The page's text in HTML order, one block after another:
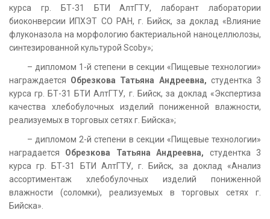
курса гр. БТ-31 БТИ АлтГТУ, лаборант лаборатории
биоконверсии ИПХЭТ СО РАН, г. Бийск, за доклад «Влияние
флуконазола на морфологию бактериальной наноцеллюлозы,
синтезированной культурой Scoby»;
– дипломом 1-й степени в секции «Пищевые технологии»
награждается Обрезкова Татьяна Андреевна, студентка 3
курса гр. БТ-31 БТИ АлтГТУ, г. Бийск, за доклад «Экспертиза
качества хлебобулочных изделий пониженной влажности,
реализуемых в торговых сетях г. Бийска»;
– дипломом 2-й степени в секции «Пищевые технологии»
наградается Обрезкова Татьяна Андреевна, студентка 3
курса гр. БТ-31 БТИ АлтГТУ, г. Бийск, за доклад «Анализ
ассортиментаж хлебобулочных изделий пониженной
влажности (соломки), реализуемых в торговых сетях г.
Бийска».